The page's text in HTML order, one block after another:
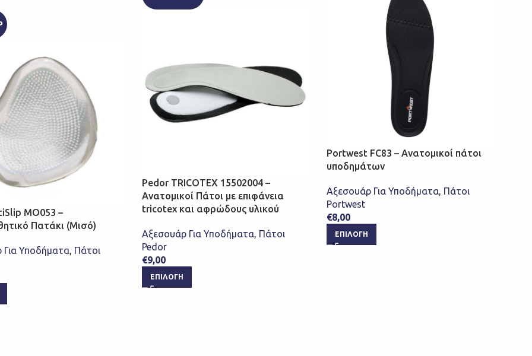
MO053 –
Πατάκι (Μισό)
Υποδήματα, Πάτοι
Pedor TRICOTEX 15502004 –
Ανατομικοί Πάτοι με επιφάνεια
tricotex και αφρώδους υλικού
Αξεσουάρ Για Υποδήματα, Πάτοι
Pedor
€9,00
ΕΠΙΛΟΓΉ
Portwest FC83 – Ανατομικοί πάτοι
υποδημάτων
Αξεσουάρ Για Υποδήματα, Πάτοι
Portwest
€8,00
ΕΠΙΛΟΓΉ